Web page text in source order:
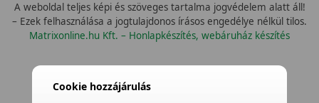
A weboldal teljes képi és szöveges tartalma jogvédelem alatt áll!
– Ezek felhasználása a jogtulajdonos írásos engedélye nélkül tilos.
Matrixonline.hu Kft. – Honlapkészítés, webáruház készítés
Cookie hozzájárulás